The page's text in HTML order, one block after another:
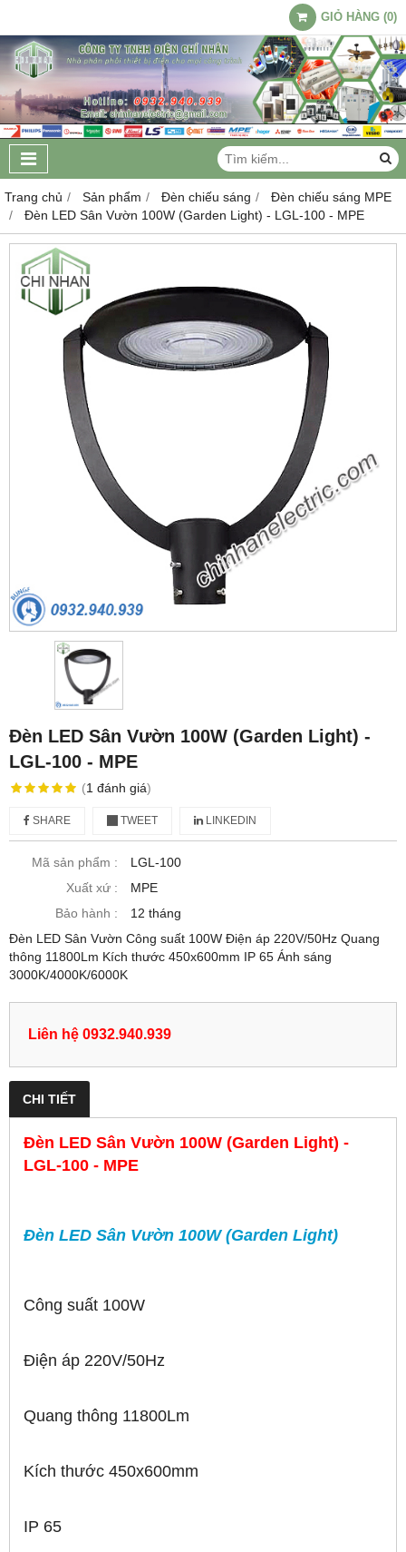
GIỎ HÀNG (0)
Trang chủ Sản phẩm Đèn chiếu sáng
Đèn chiếu sáng MPE
Đèn LED Sân Vườn 100W (Garden Light) - LGL-100 - MPE
Đèn LED Sân Vườn 100W (Garden Light) -
LGL-100 - MPE
(1 đánh giá)
SHARE TWEET LINKEDIN
Mã sản phẩm :
LGL-100
Xuất xứ :
MPE
Bảo hành :
12 tháng
Đèn LED Sân Vườn Công suất 100W Điện áp 220V/50Hz Quang
thông 11800Lm Kích thước 450x600mm IP 65 Ánh sáng
3000K/4000K/6000K
Liên hệ 0932.940.939
CHI TIẾT
Đèn LED Sân Vườn 100W (Garden Light) -
LGL-100 - MPE
Đèn LED Sân Vườn 100W (Garden Light)
Công suất 100W
Điện áp 220V/50Hz
Quang thông 11800Lm
Kích thước 450x600mm
IP 65